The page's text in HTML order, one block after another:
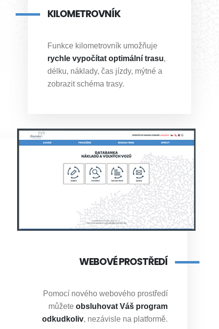
KILOMETROVNÍK
Funkce kilometrovník umožňuje
rychle vypočítat optimální trasu,
délku, náklady, čas jízdy, mýtné a
zobrazit schéma trasy.
WEBOVÉ PROSTŘEDÍ
Pomocí nového webového prostředí
můžete obsluhovat Váš program
odkudkoliv, nezávisle na platformě.